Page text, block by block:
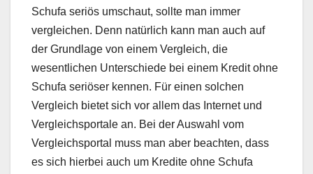
Schufa seriös umschaut, sollte man immer
vergleichen. Denn natürlich kann man auch auf
der Grundlage von einem Vergleich, die
wesentlichen Unterschiede bei einem Kredit ohne
Schufa seriöser kennen. Für einen solchen
Vergleich bietet sich vor allem das Internet und
Vergleichsportale an. Bei der Auswahl vom
Vergleichsportal muss man aber beachten, dass
es sich hierbei auch um Kredite ohne Schufa